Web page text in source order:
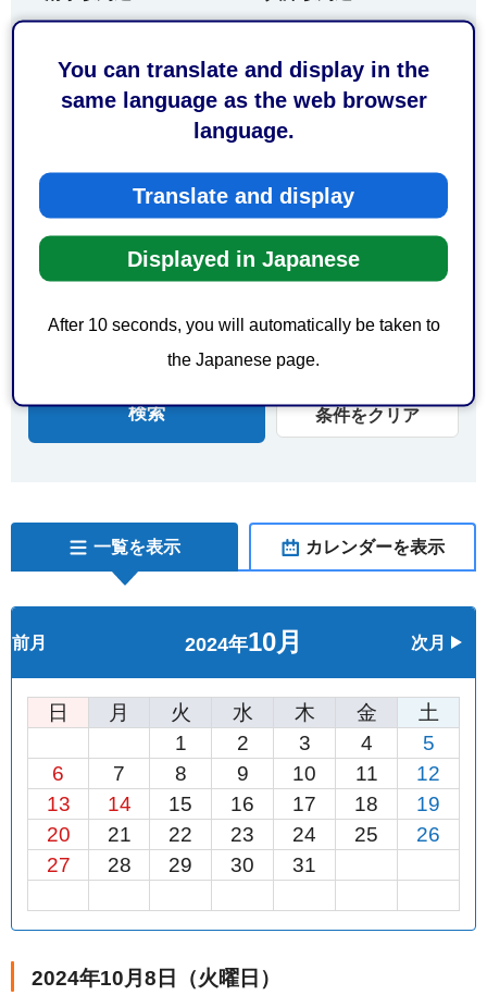
You can translate and display in the
same language as the web browser
language.
Translate and display
Displayed in Japanese
After 10 seconds, you will automatically be taken to
the Japanese page.
新蒲原駅周辺
日本平
オクシズ（安倍奥） オクシズ（奥藁科）
オクシズ（奥清水） 開催地域について
条件をクリア
一覧を表示 カレンダーを表示
前月 2024年10月 次月
日 月 火 水 木 金
土
1
2 3 4
5
6
7 8 9 10 11
12
13
14 15 16 17 18
19
20
21 22 23 24 25
26
27
28 29 30 31
2024年10月8日（火曜日）